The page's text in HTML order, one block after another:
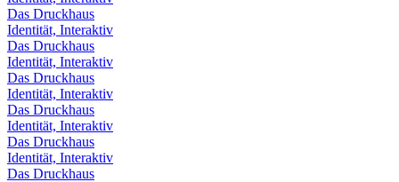
Das Druckhaus
Identität, Interaktiv
Das Druckhaus
Identität, Interaktiv
Das Druckhaus
Identität, Interaktiv
Das Druckhaus
Identität, Interaktiv
Das Druckhaus
Identität, Interaktiv
Das Druckhaus